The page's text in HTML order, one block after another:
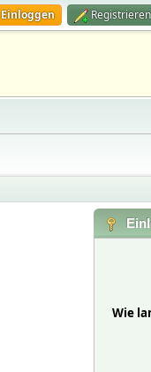
Einloggen Registrieren
Wie